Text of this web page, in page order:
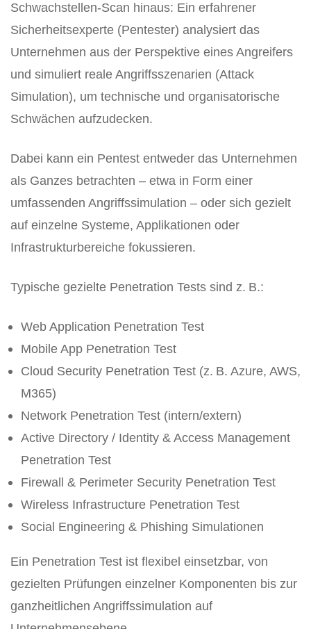
Schwachstellen-Scan hinaus: Ein erfahrener
Sicherheitsexperte (Pentester) analysiert das
Unternehmen aus der Perspektive eines Angreifers
und simuliert reale Angriffsszenarien (Attack
Simulation), um technische und organisatorische
Schwächen aufzudecken.
Dabei kann ein Pentest entweder das Unternehmen
als Ganzes betrachten – etwa in Form einer
umfassenden Angriffssimulation – oder sich gezielt
auf einzelne Systeme, Applikationen oder
Infrastrukturbereiche fokussieren.
Typische gezielte Penetration Tests sind z. B.:
Web Application Penetration Test
Mobile App Penetration Test
Cloud Security Penetration Test (z. B. Azure, AWS,
M365)
Network Penetration Test (intern/extern)
Active Directory / Identity & Access Management
Penetration Test
Firewall & Perimeter Security Penetration Test
Wireless Infrastructure Penetration Test
Social Engineering & Phishing Simulationen
Ein Penetration Test ist flexibel einsetzbar, von
gezielten Prüfungen einzelner Komponenten bis zur
ganzheitlichen Angriffssimulation auf